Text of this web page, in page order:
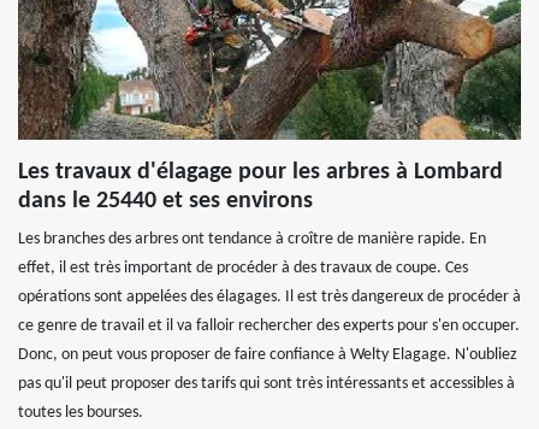
Les travaux d'élagage pour les arbres à Lombard
dans le 25440 et ses environs
Les branches des arbres ont tendance à croître de manière rapide. En
effet, il est très important de procéder à des travaux de coupe. Ces
opérations sont appelées des élagages. Il est très dangereux de procéder à
ce genre de travail et il va falloir rechercher des experts pour s'en occuper.
Donc, on peut vous proposer de faire confiance à Welty Elagage. N'oubliez
pas qu'il peut proposer des tarifs qui sont très intéressants et accessibles à
toutes les bourses.